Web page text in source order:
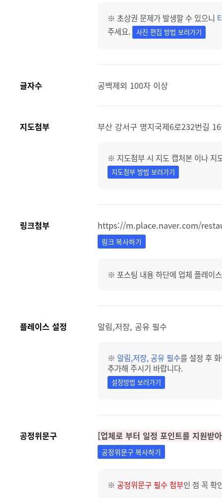
※ 초상권 문제가 발생할 수 있으니
주세요.
사진 편집 방법 보러가기
글자수 공백제외 100자 이상
지도첨부 부산 강서구 명지국제6로232번길
※ 지도첨부 시 지도 캡처본 이나 지
지도첨부 방법 보러가기
링크첨부 https://m.place.naver.com/
링크 복사하기
※ 포스팅 내용 하단에 업체 플레이
플레이스 설정 알림,저장, 공유 필수
※ 알림,저장, 공유 필수를 설정 후
추가해 주시기 바랍니다.
설정방법 보러가기
공정위문구 [업체로 부터 일정 포인트를 지원받
공정위문구 복사하기
※ 공정위문구 필수 첨부인 점 꼭 확